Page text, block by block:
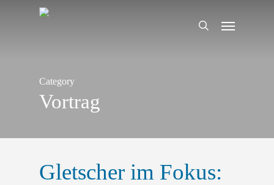
search
Menu
Category
Vortrag
Gletscher im Fokus: